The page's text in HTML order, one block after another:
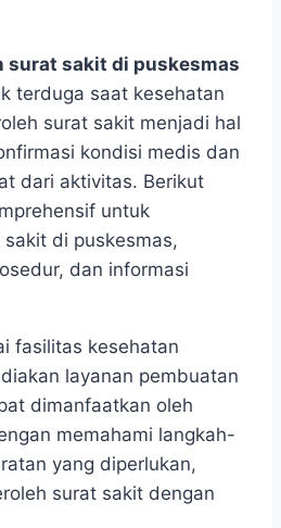
surat sakit di puskesmas
terduga saat kesehatan
surat sakit menjadi hal
kondisi medis dan
dari aktivitas. Berikut
untuk
di puskesmas,
dan informasi
fasilitas kesehatan
layanan pembuatan
dimanfaatkan oleh
memahami langkah-
yang diperlukan,
surat sakit dengan